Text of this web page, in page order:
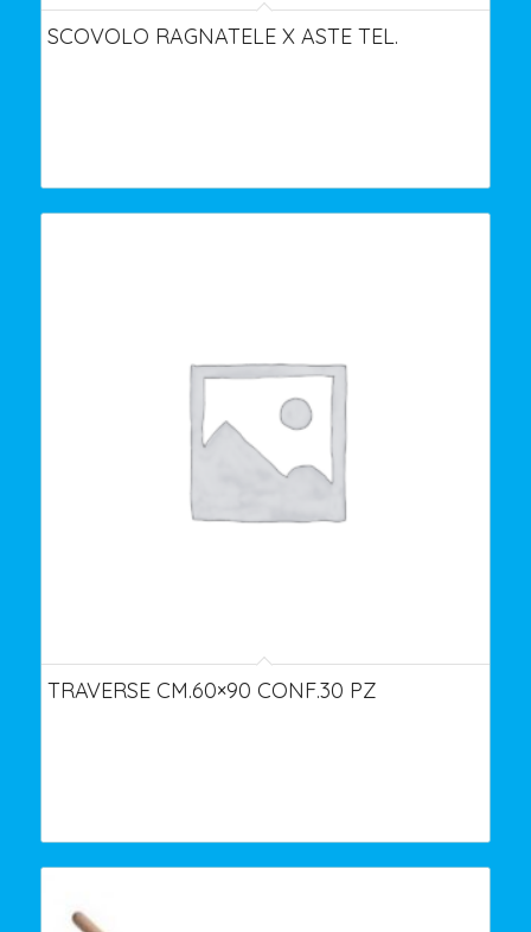
SCOVOLO RAGNATELE X ASTE TEL.
TRAVERSE CM.60×90 CONF.30 PZ